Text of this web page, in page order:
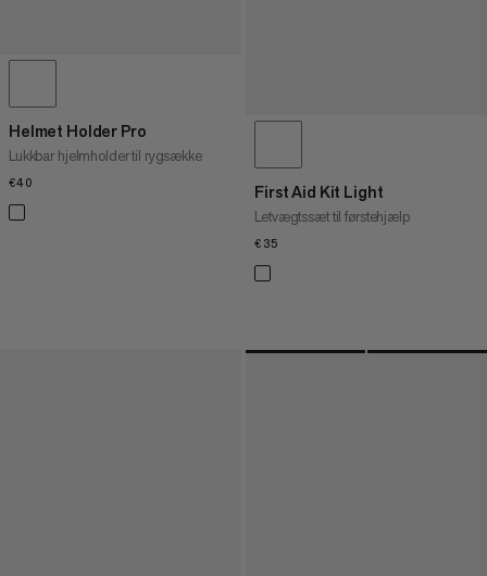
Helmet Holder Pro
Lukkbar hjelmholder til rygsække
€40 First Aid Kit Light
Letvægtssæt til førstehjælp
€35